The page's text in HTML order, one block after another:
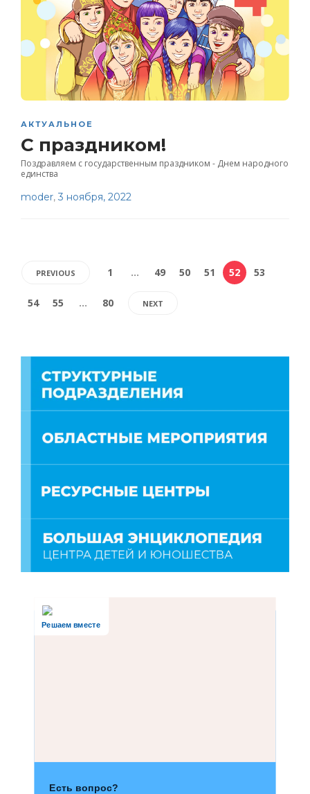
АКТУАЛЬНОЕ
С праздником!
Поздравляем с государственным праздником - Днем народного
единства
moder, 3 ноября, 2022
PREVIOUS 1 … 49 50 51 52 53
54 55 … 80 NEXT
Решаем вместе
Есть вопрос?